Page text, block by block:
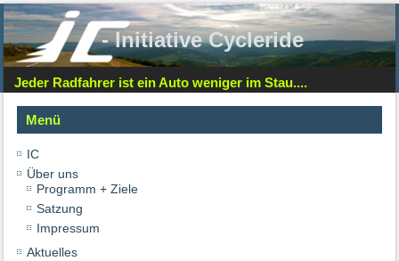
- Initiative Cycleride
Jeder Radfahrer ist ein Auto weniger im Stau....
Menü
IC
Über uns
Programm + Ziele
Satzung
Impressum
Aktuelles